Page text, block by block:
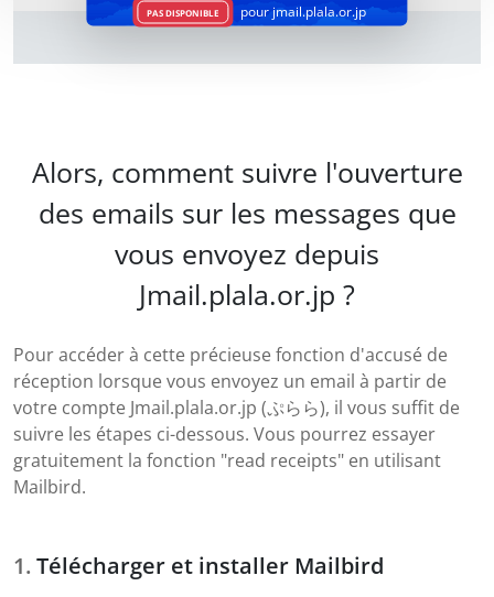
PAS DISPONIBLE pour jmail.plala.or.jp
Alors, comment suivre l'ouverture
des emails sur les messages que
vous envoyez depuis
Jmail.plala.or.jp ?
Pour accéder à cette précieuse fonction d'accusé de
réception lorsque vous envoyez un email à partir de
votre compte Jmail.plala.or.jp (ぷらら), il vous suffit de
suivre les étapes ci-dessous. Vous pourrez essayer
gratuitement la fonction "read receipts" en utilisant
Mailbird.
Télécharger et installer Mailbird